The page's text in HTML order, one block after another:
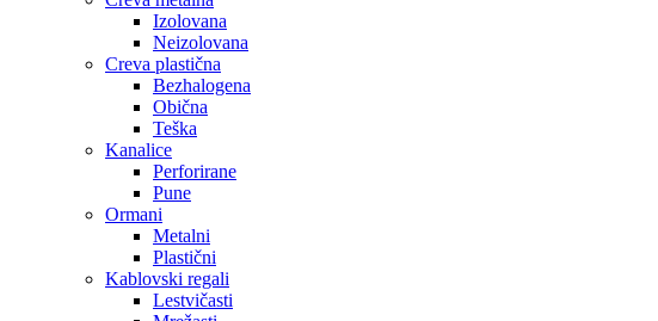
Izolovana
Neizolovana
Creva plastična
Bezhalogena
Obična
Teška
Kanalice
Perforirane
Pune
Ormani
Metalni
Plastični
Kablovski regali
Lestvičasti